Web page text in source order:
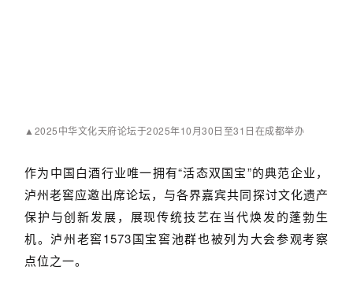
▲2025中华文化天府论坛于2025年10月30日至31日在成都举办
作为中国白酒行业唯一拥有“活态双国宝”的典范企业，
泸州老窖应邀出席论坛，与各界嘉宾共同探讨文化遗产
保护与创新发展，展现传统技艺在当代焕发的蓬勃生
机。泸州老窖1573国宝窖池群也被列为大会参观考察
点位之一。